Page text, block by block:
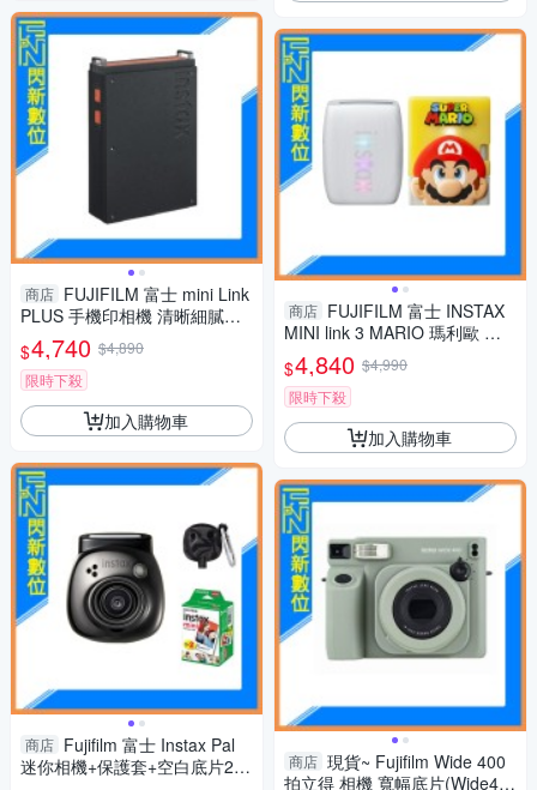
商店 FUJIFILM 富士 mini Link
PLUS 手機印相機 清晰細膩列
印(mini link+,公司貨)
$4,740 $4,890
限時下殺
加入購物車
商店 Fujifilm 富士 Instax Pal
迷你相機+保護套+空白底片20
商店 FUJIFILM 富士 INSTAX
MINI link 3 MARIO 瑪利歐 特
別版(LINK3，公司貨)拍立得 手
機印相機
$4,840 $4,990
限時下殺
加入購物車
商店 現貨~ Fujifilm Wide 400
拍立得 相機 寬幅底片(Wide40